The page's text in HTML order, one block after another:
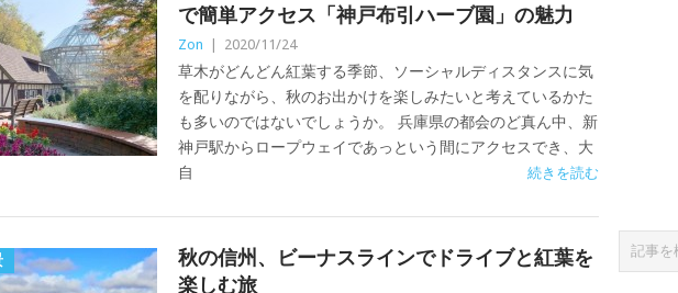
で簡単アクセス「神戸布引ハーブ園」の魅力
Zon 2020/11/24
草木がどんどん紅葉する季節、ソーシャルディスタンスに気
を配りながら、秋のお出かけを楽しみたいと考えているかた
も多いのではないでしょうか。 兵庫県の都会のど真ん中、新
神戸駅からロープウェイであっという間にアクセスでき、大
自
続きを読む
秋の信州、ビーナスラインでドライブと紅葉を
楽しむ旅